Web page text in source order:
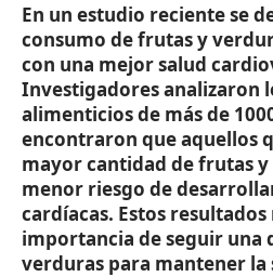
En un estudio reciente se
consumo de frutas y
con una mejor salud
Investigadores analizaron
alimenticios de más de
encontraron que aquellos
mayor cantidad de frutas
menor riesgo de
cardíacas. Estos
importancia de seguir una
verduras para mantener la